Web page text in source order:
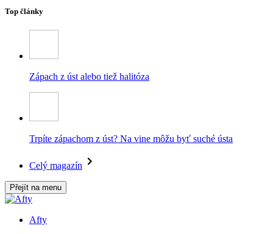
Top články
Zápach z úst alebo tiež halitóza
Trpíte zápachom z úst? Na vine môžu byť suché ústa
Celý magazín
Přejít na menu
Afty